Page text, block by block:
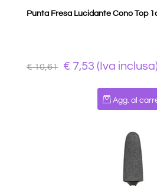
Punta Fresa Lucidante Cono Top
€ 10,61 € 7,53 (Iva
Quantità
Agg. al